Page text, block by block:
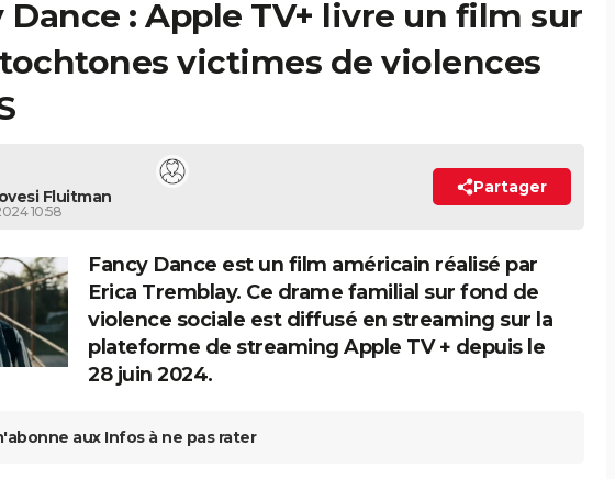
Dance : Apple TV+ livre un film sur
victimes de violences
Fluitman
10:58
Partager
Fancy Dance est un film américain réalisé par
Erica Tremblay. Ce drame familial sur fond de
violence sociale est diffusé en streaming sur la
plateforme de streaming Apple TV + depuis le
28 juin 2024.
aux Infos à ne pas rater